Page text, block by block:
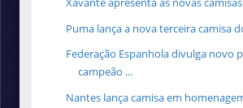
Puma lança a nova terceira camisa
Federação Espanhola divulga novo
campeão ...
Nantes lança camisa em